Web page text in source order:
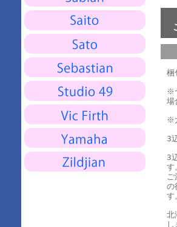
梱
※
場
※
3
3
す
ご
の
す
北
し